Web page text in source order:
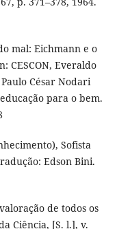
mal: Eichmann e o
CESCON, Everaldo
César Nodari
para o bem.
Sofista
Edson Bini.
de todos os
Ciência, [S. l.], v.